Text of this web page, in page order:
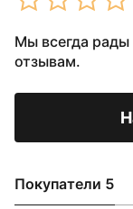
Мы всегда
отзывам.
Покупатели 5